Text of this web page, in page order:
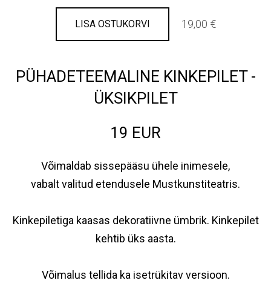
LISA OSTUKORVI 19,00 €
PÜHADETEEMALINE KINKEPILET -
ÜKSIKPILET
19 EUR
Võimaldab sissepääsu ühele inimesele,
vabalt valitud etendusele Mustkunstiteatris.
Kinkepiletiga kaasas dekoratiivne ümbrik. Kinkepilet
kehtib üks aasta.
Võimalus tellida ka isetrükitav versioon.